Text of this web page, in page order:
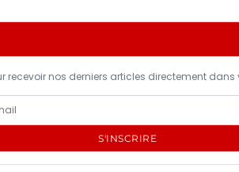
recevoir nos derniers articles directement dans
S'INSCRIRE